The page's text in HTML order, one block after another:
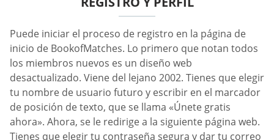
Puede iniciar el proceso de registro en la página de
inicio de BookofMatches. Lo primero que notan todos
los miembros nuevos es un diseño web
desactualizado. Viene del lejano 2002. Tienes que elegir
tu nombre de usuario futuro y escribir en el marcador
de posición de texto, que se llama «Únete gratis
ahora». Ahora, se le redirige a la siguiente página web.
Tienes que elegir tu contraseña segura y dar tu correo